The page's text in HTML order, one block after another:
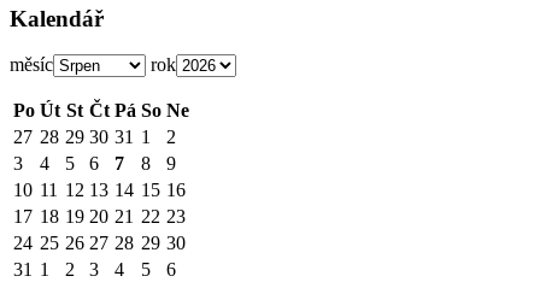
Kalendář
měsíc rok
Po Út St Čt Pá So Ne
27 28 29 30 31 1
2
3
4 5 6 7 8
9
10 11 12 13 14 15 16
17 18 19 20 21 22 23
24 25 26 27 28 29 30
31 1 2 3 4 5 6